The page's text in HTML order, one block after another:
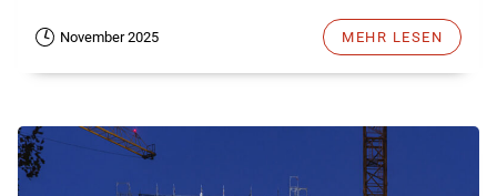
November 2025 MEHR LESEN